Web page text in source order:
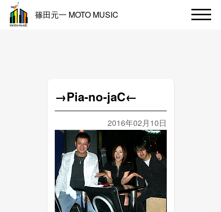
篠田元一 MOTO MUSIC
→Pia-no-jaC←
2016年02月10日